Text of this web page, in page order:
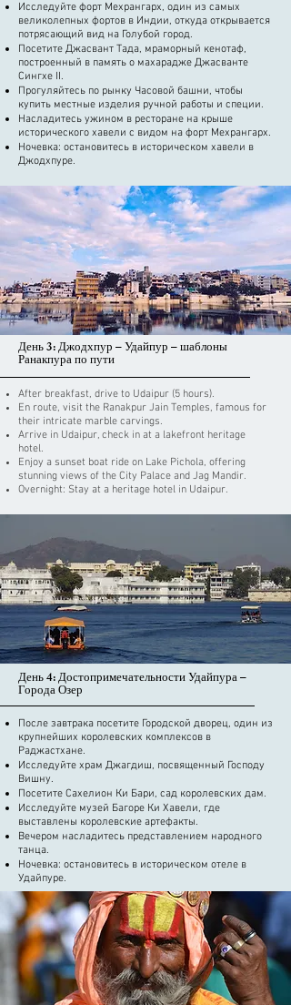
Исследуйте форт Мехрангарх, один из самых
великолепных фортов в Индии, откуда открывается
потрясающий вид на Голубой город.
Посетите Джасвант Тада, мраморный кенотаф,
построенный в память о махарадже Джасванте
Сингхе II.
Прогуляйтесь по рынку Часовой башни, чтобы
купить местные изделия ручной работы и специи.
Насладитесь ужином в ресторане на крыше
исторического хавели с видом на форт Мехрангарх.
Ночевка: остановитесь в историческом хавели в
Джодхпуре.
День 3: Джодхпур – Удайпур – шаблоны
Ранакпура по пути
After breakfast, drive to Udaipur (5 hours).
En route, visit the Ranakpur Jain Temples, famous for
their intricate marble carvings.
Arrive in Udaipur, check in at a lakefront heritage
hotel.
Enjoy a sunset boat ride on Lake Pichola, offering
stunning views of the City Palace and Jag Mandir.
Overnight: Stay at a heritage hotel in Udaipur.
День 4: Достопримечательности Удайпура – ​​
Города Озер
После завтрака посетите Городской дворец, один из
крупнейших королевских комплексов в
Раджастхане.
Исследуйте храм Джагдиш, посвященный Господу
Вишну.
Посетите Сахелион Ки Бари, сад королевских дам.
Исследуйте музей Багоре Ки Хавели, где
выставлены королевские артефакты.
Вечером насладитесь представлением народного
танца.
Ночевка: остановитесь в историческом отеле в
Удайпуре.